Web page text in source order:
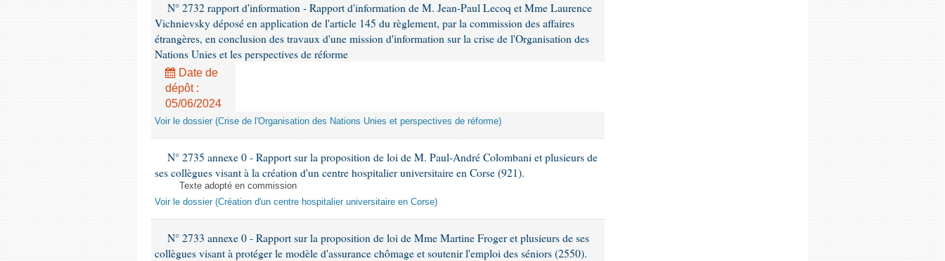
N° 2732 rapport d'information - Rapport d'information de M. Jean-Paul Lecoq et Mme Laurence
Vichnievsky déposé en application de l'article 145 du règlement, par la commission des affaires
étrangères, en conclusion des travaux d'une mission d'information sur la crise de l'Organisation des
Nations Unies et les perspectives de réforme
Date de
dépôt :
05/06/2024
Voir le dossier (Crise de l'Organisation des Nations Unies et perspectives de réforme)
N° 2735 annexe 0 - Rapport sur la proposition de loi de M. Paul-André Colombani et plusieurs de
ses collègues visant à la création d'un centre hospitalier universitaire en Corse (921).
Texte adopté en commission
Voir le dossier (Création d'un centre hospitalier universitaire en Corse)
N° 2733 annexe 0 - Rapport sur la proposition de loi de Mme Martine Froger et plusieurs de ses
collègues visant à protéger le modèle d'assurance chômage et soutenir l'emploi des séniors (2550).